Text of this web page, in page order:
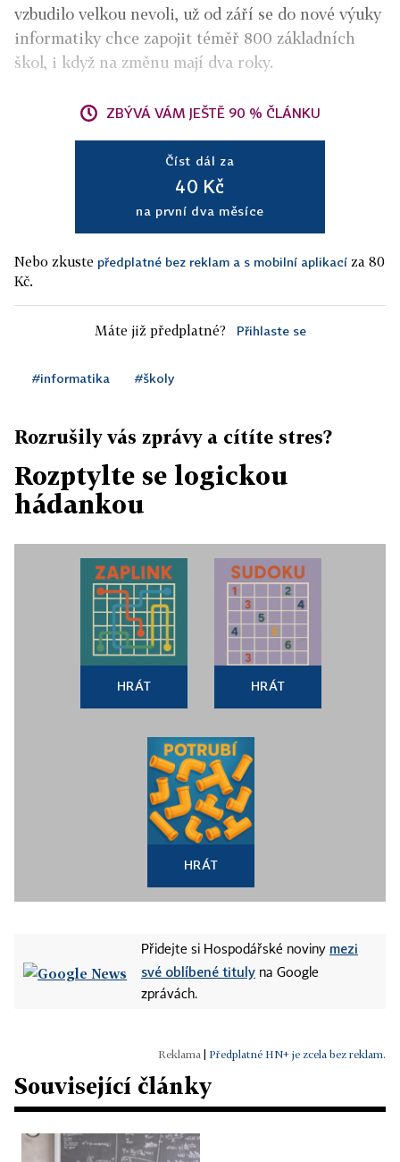
vzbudilo velkou nevoli, už od září se do nové výuky
informatiky chce zapojit téměř 800 základních
škol, i když na změnu mají dva roky.
ZBÝVÁ VÁM JEŠTĚ 90 % ČLÁNKU
Číst dál za
40 Kč
na první dva měsíce
Nebo zkuste předplatné bez reklam a s mobilní aplikací za 80
Kč.
Máte již předplatné? Přihlaste se
#informatika #školy
Rozrušily vás zprávy a cítíte stres?
Rozptylte se logickou
hádankou
HRÁT HRÁT
HRÁT
Přidejte si Hospodářské noviny mezi
své oblíbené tituly na Google
zprávách.
Předplatné HN+ je zcela bez reklam.
Související články